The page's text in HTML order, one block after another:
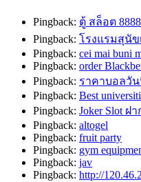
Pingback: ตู้ สล็อต 8888
Pingback: โรงแรมสุนัข
Pingback: cei mai buni
Pingback: order
Pingback: ราคาบอลวั
Pingback: Best
Pingback: Joker Slot ฝ
Pingback: altogel
Pingback: fruit party
Pingback: gym
Pingback: jav
Pingback: http://